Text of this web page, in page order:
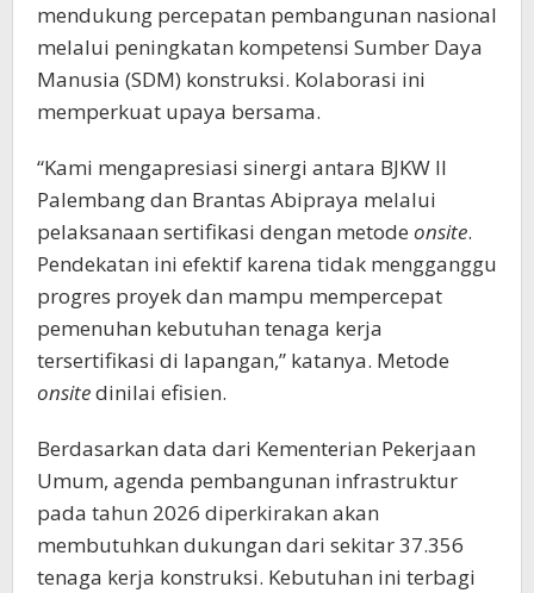
mendukung percepatan pembangunan nasional
melalui peningkatan kompetensi Sumber Daya
Manusia (SDM) konstruksi. Kolaborasi ini
memperkuat upaya bersama.
“Kami mengapresiasi sinergi antara BJKW II
Palembang dan Brantas Abipraya melalui
pelaksanaan sertifikasi dengan metode onsite.
Pendekatan ini efektif karena tidak mengganggu
progres proyek dan mampu mempercepat
pemenuhan kebutuhan tenaga kerja
tersertifikasi di lapangan,” katanya. Metode
onsitedinilai efisien.
Berdasarkan data dari Kementerian Pekerjaan
Umum, agenda pembangunan infrastruktur
pada tahun 2026 diperkirakan akan
membutuhkan dukungan dari sekitar 37.356
tenaga kerja konstruksi. Kebutuhan ini terbagi